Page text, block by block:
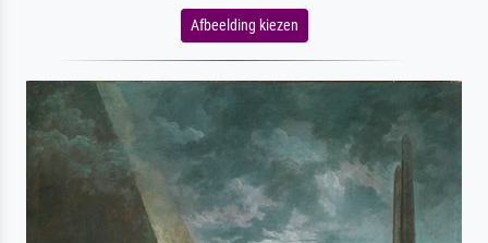
Afbeelding kiezen